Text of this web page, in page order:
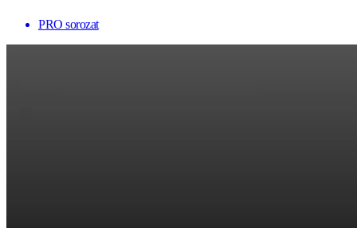
PRO sorozat